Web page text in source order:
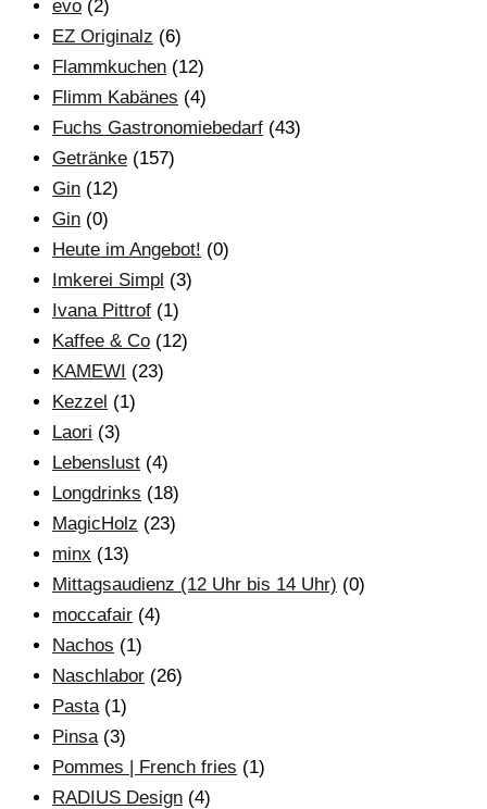
evo (2)
EZ Originalz (6)
Flammkuchen (12)
Flimm Kabänes (4)
Fuchs Gastronomiebedarf (43)
Getränke (157)
Gin (12)
Gin (0)
Heute im Angebot! (0)
Imkerei Simpl (3)
Ivana Pittrof (1)
Kaffee & Co (12)
KAMEWI (23)
Kezzel (1)
Laori (3)
Lebenslust (4)
Longdrinks (18)
MagicHolz (23)
minx (13)
Mittagsaudienz (12 Uhr bis 14 Uhr) (0)
moccafair (4)
Nachos (1)
Naschlabor (26)
Pasta (1)
Pinsa (3)
Pommes | French fries (1)
RADIUS Design (4)